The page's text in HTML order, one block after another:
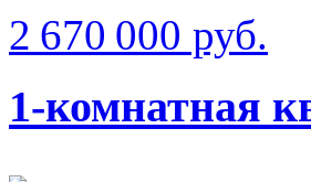
2 670 000 руб.
1-комнатная